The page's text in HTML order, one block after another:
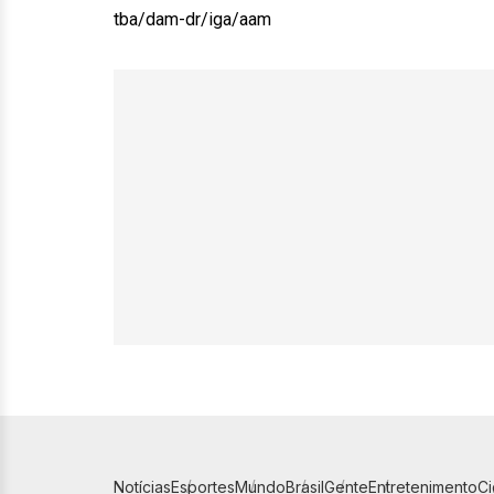
tba/dam-dr/iga/aam
NotíciasEsportesMundoBrasilGenteEntretenimento